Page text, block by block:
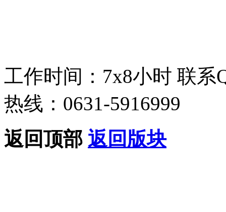
工作时间：7x8小时 联系
热线：0631-5916999
返回顶部 返回版块